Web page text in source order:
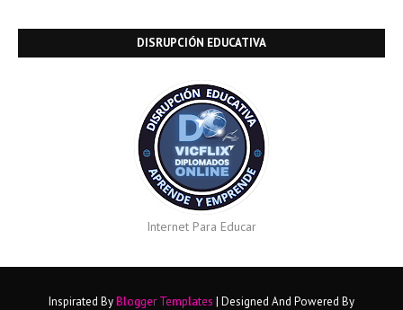
DISRUPCIÓN EDUCATIVA
Internet Para Educar
Inspirated ByBlogger Templates | Designed And Powered By